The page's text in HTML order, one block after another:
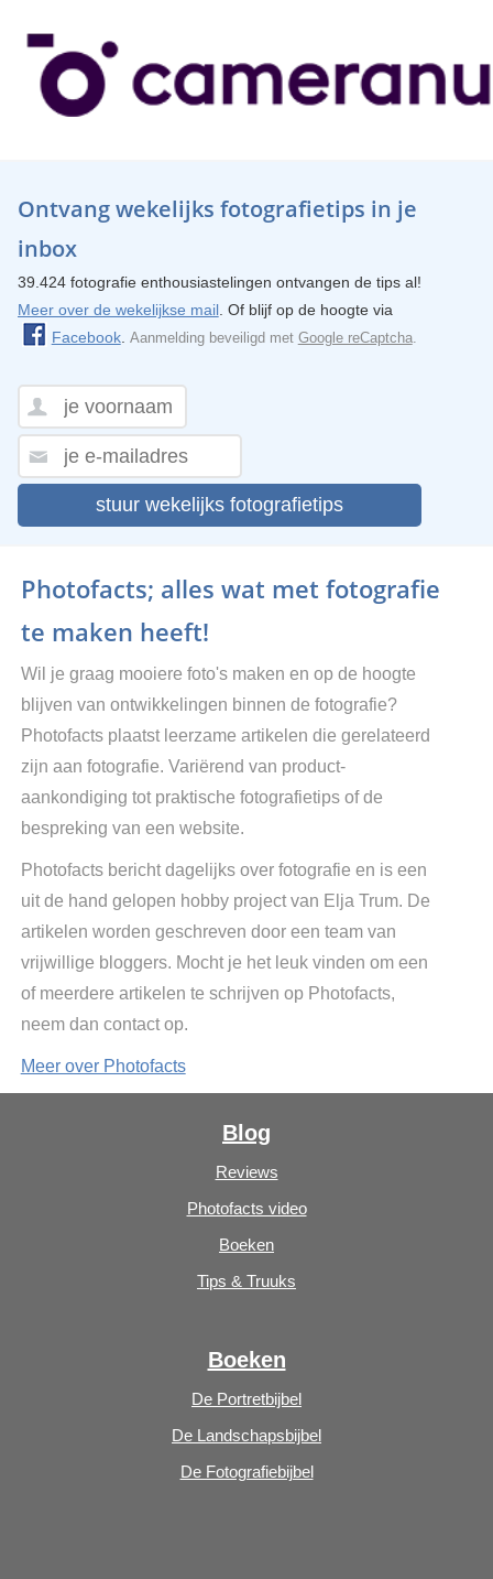
Ontvang wekelijks fotografietips in je
inbox
39.424 fotografie enthousiastelingen ontvangen de tips al!
Meer over de wekelijkse mail. Of blijf op de hoogte via
Facebook. Aanmelding beveiligd met Google reCaptcha.
stuur wekelijks fotografietips
Photofacts; alles wat met fotografie
te maken heeft!
Wil je graag mooiere foto's maken en op de hoogte
blijven van ontwikkelingen binnen de fotografie?
Photofacts plaatst leerzame artikelen die gerelateerd
zijn aan fotografie. Variërend van product-
aankondiging tot praktische fotografietips of de
bespreking van een website.
Photofacts bericht dagelijks over fotografie en is een
uit de hand gelopen hobby project van Elja Trum. De
artikelen worden geschreven door een team van
vrijwillige bloggers. Mocht je het leuk vinden om een
of meerdere artikelen te schrijven op Photofacts,
neem dan contact op.
Meer over Photofacts
Blog
Reviews
Photofacts video
Boeken
Tips & Truuks
Boeken
De Portretbijbel
De Landschapsbijbel
De Fotografiebijbel